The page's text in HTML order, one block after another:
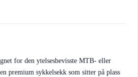
for den ytelsesbevisste MTB- eller
premium sykkelsekk som sitter på plass